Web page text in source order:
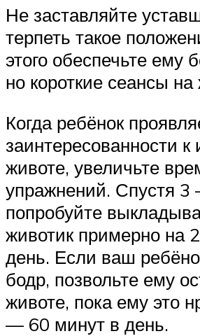
Не заставляйте
терпеть такое
этого обеспечьте ему
но короткие сеансы на
Когда ребёнок
заинтересованности к
животе, увеличьте
упражнений. Спустя
попробуйте
животик примерно на
день. Если ваш
бодр, позвольте ему
животе, пока ему это
— 60 минут в день.